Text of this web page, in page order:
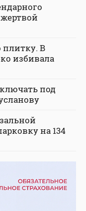
плитку. В
избивала
под
на 134